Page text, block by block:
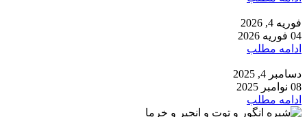
فوریه 4, 2026
04 فوریه 2026
ادامه مطلب
دسامبر 4, 2025
08 نوامبر 2025
ادامه مطلب